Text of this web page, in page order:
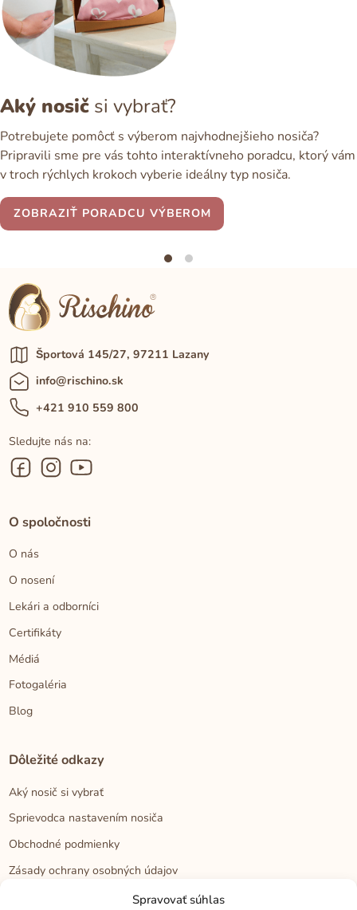
Spravovať súhlas
Aký nosič si vybrať?
Potrebujete pomôcť s výberom najvhodnejšieho nosiča?
Pripravili sme pre vás tohto interaktívneho poradcu, ktorý vám
v troch rýchlych krokoch vyberie ideálny typ nosiča.
ZOBRAZIŤ PORADCU VÝBEROM
Športová 145/27, 97211 Lazany
info@rischino.sk
+421 910 559 800
Sledujte nás na:
O spoločnosti
O nás
O nosení
Lekári a odborníci
Certifikáty
Médiá
Fotogaléria
Blog
Dôležité odkazy
Aký nosič si vybrať
Sprievodca nastavením nosiča
Obchodné podmienky
Zásady ochrany osobných údajov